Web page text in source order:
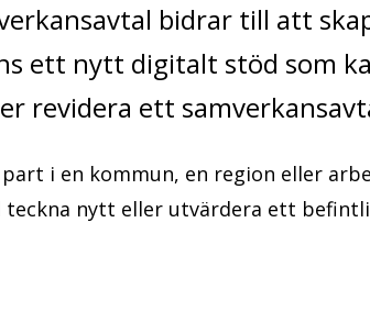
bidrar till att
ett nytt digitalt stöd som
revidera ett
i en kommun, en region eller
teckna nytt eller utvärdera ett